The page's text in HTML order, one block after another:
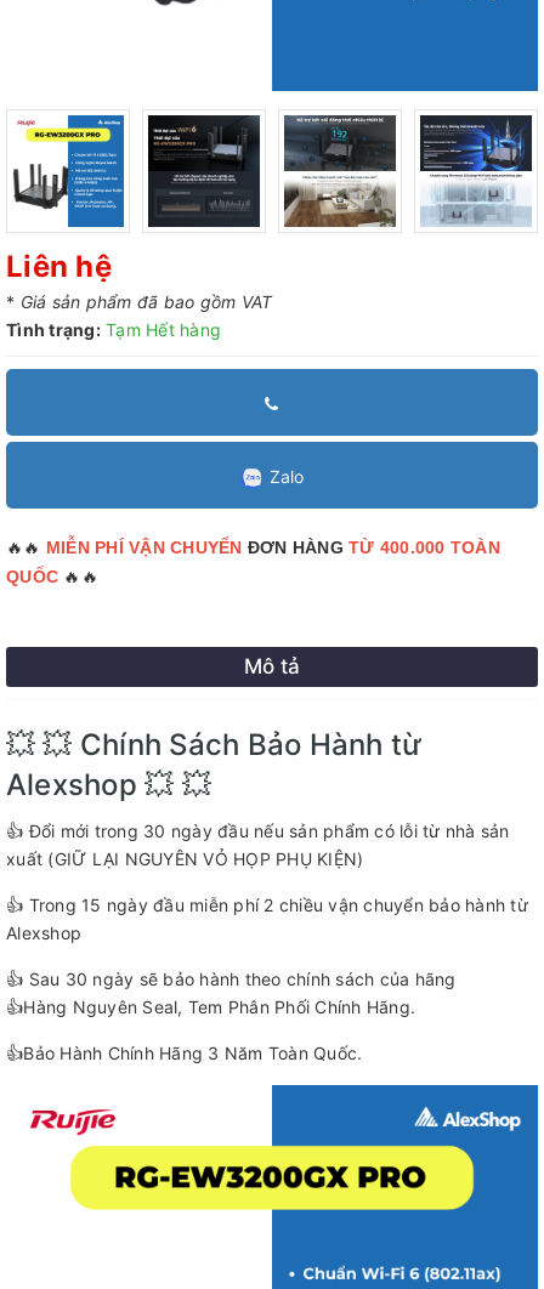
Liên hệ
* Giá sản phẩm đã bao gồm VAT
Tình trạng: Tạm Hết hàng
Zalo
🔥🔥 MIỄN PHÍ VẬN CHUYỂN ĐƠN HÀNG TỪ 400.000 TOÀN
QUỐC 🔥🔥
Mô tả
💥 💥 Chính Sách Bảo Hành từ
Alexshop 💥 💥
👍 Đổi mới trong 30 ngày đầu nếu sản phẩm có lỗi từ nhà sản
xuất (GIỮ LẠI NGUYÊN VỎ HỌP PHỤ KIỆN)
👍 Trong 15 ngày đầu miễn phí 2 chiều vận chuyển bảo hành từ
Alexshop
👍 Sau 30 ngày sẽ bảo hành theo chính sách của hãng
👍Hàng Nguyên Seal, Tem Phân Phối Chính Hãng.
👍Bảo Hành Chính Hãng 3 Năm Toàn Quốc.